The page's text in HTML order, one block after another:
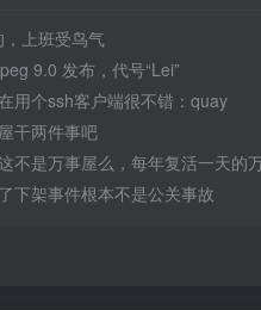
，上班受鸟气
9.0 发布，代号“Lei”
用个ssh客户端很不错：quay
干两件事吧
不是万事屋么，每年复活一天的
下架事件根本不是公关事故